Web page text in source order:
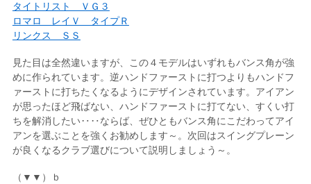
タイトリスト ＶＧ３
ロマロ レイＶ タイプＲ
リンクス ＳＳ
見た目は全然違いますが、この４モデルはいずれもバンス角が強
めに作られています。逆ハンドファーストに打つよりもハンドフ
ァーストに打ちたくなるようにデザインされています。アイアン
が思ったほど飛ばない、ハンドファーストに打てない、すくい打
ちを解消したい‥‥ならば、ぜひともバンス角にこだわってアイ
アンを選ぶことを強くお勧めします～。次回はスイングプレーン
が良くなるクラブ選びについて説明しましょう～。
（▼▼）ｂ